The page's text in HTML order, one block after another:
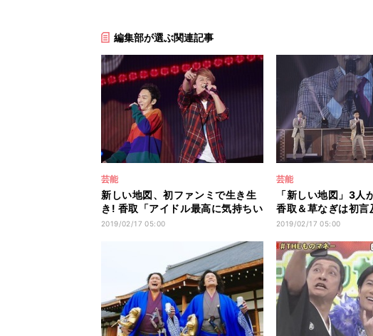
編集部が選ぶ関連記事
芸能
新しい地図、初ファンミで生き生
き! 香取「アイドル最高に気持ちい
い」
2019/02/17 05:00
芸能
「新しい地図」3
香取＆草なぎは初言
ために…」
2019/02/17 05:00